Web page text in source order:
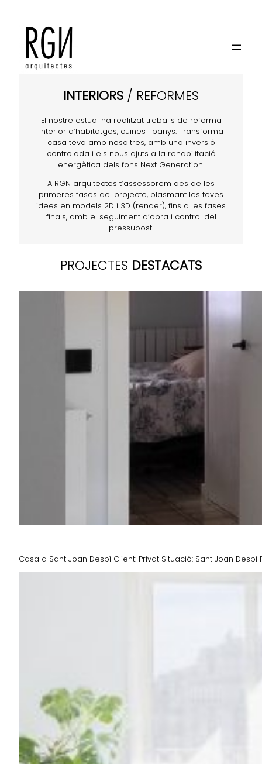
INTERIORS / REFORMES
El nostre estudi ha realitzat treballs de reforma
interior d’habitatges, cuines i banys. Transforma
casa teva amb nosaltres, amb una inversió
controlada i els nous ajuts a la rehabilitació
energètica dels fons Next Generation.
A RGN arquitectes t’assessorem des de les
primeres fases del projecte, plasmant les teves
idees en models 2D i 3D (render), fins a les fases
finals, amb el seguiment d’obra i control del
pressupost.
PROJECTES DESTACATS
Casa a Sant Joan Despí Client: Privat Situació: Sant Joan